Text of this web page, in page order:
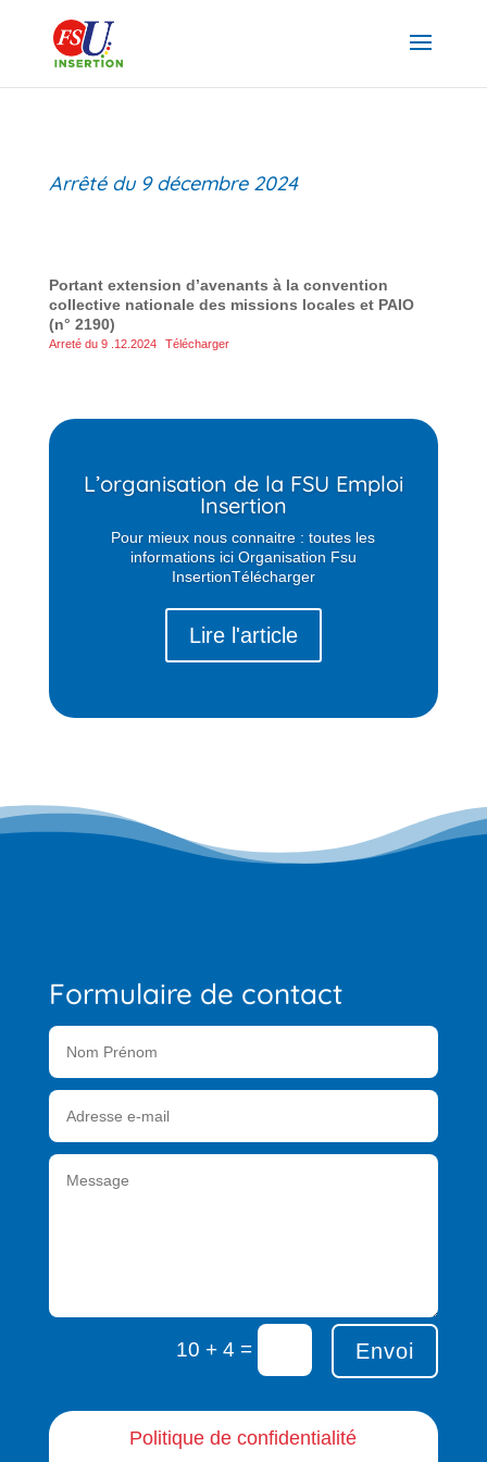
Arrêté du 9 décembre 2024
Portant extension d’avenants à la convention
collective nationale des missions locales et PAIO
(n° 2190)
Arreté du 9 .12.2024 Télécharger
L’organisation de la FSU Emploi
Insertion
Pour mieux nous connaitre : toutes les
informations ici Organisation Fsu
InsertionTélécharger
Lire l'article
Formulaire de contact
10 + 4 = Envoi
Politique de confidentialité